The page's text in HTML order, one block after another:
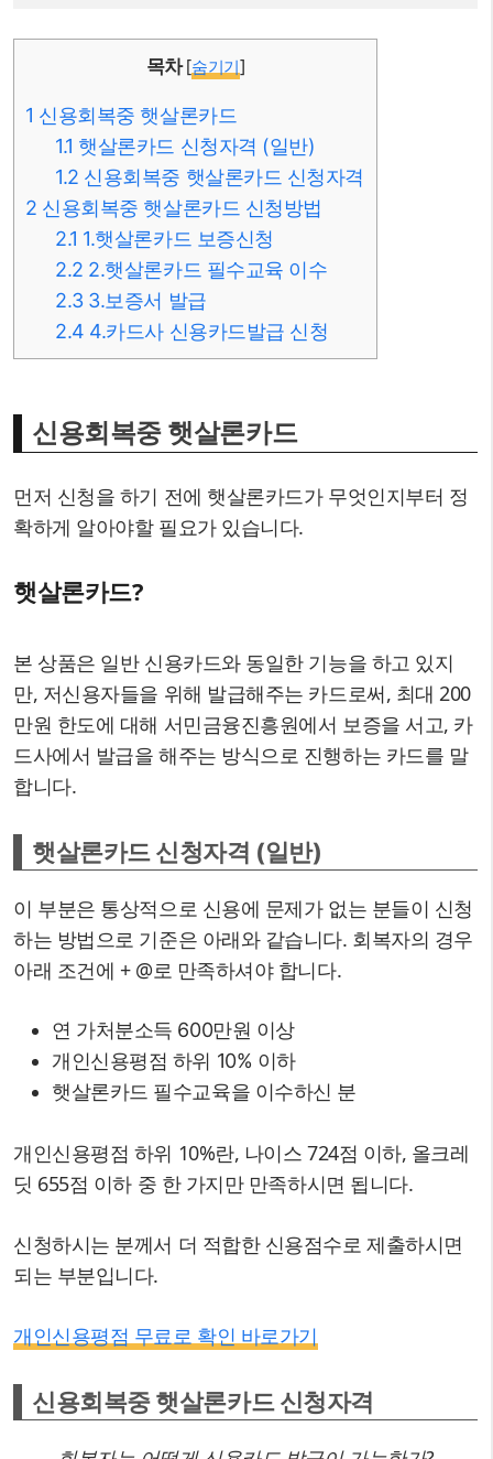
목차[숨기기]
1 신용회복중 햇살론카드
1.1 햇살론카드 신청자격 (일반)
1.2 신용회복중 햇살론카드 신청자격
2 신용회복중 햇살론카드 신청방법
2.1 1.햇살론카드 보증신청
2.2 2.햇살론카드 필수교육 이수
2.33.보증서 발급
2.4 4.카드사 신용카드발급 신청
신용회복중 햇살론카드
먼저 신청을 하기 전에 햇살론카드가 무엇인지부터 정
확하게 알아야할 필요가 있습니다.
햇살론카드?
본 상품은 일반 신용카드와 동일한 기능을 하고 있지
만, 저신용자들을 위해 발급해주는 카드로써, 최대 200
만원 한도에 대해 서민금융진흥원에서 보증을 서고, 카
드사에서 발급을 해주는 방식으로 진행하는 카드를 말
합니다.
햇살론카드 신청자격 (일반)
이 부분은 통상적으로 신용에 문제가 없는 분들이 신청
하는 방법으로 기준은 아래와 같습니다. 회복자의 경우
아래 조건에 + @로 만족하셔야 합니다.
연 가처분소득 600만원 이상
개인신용평점 하위 10% 이하
햇살론카드 필수교육을 이수하신 분
개인신용평점 하위 10%란, 나이스 724점 이하, 올크레
딧 655점 이하 중 한 가지만 만족하시면 됩니다.
신청하시는 분께서 더 적합한 신용점수로 제출하시면
되는 부분입니다.
개인신용평점 무료로 확인 바로가기
신용회복중 햇살론카드 신청자격